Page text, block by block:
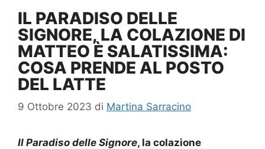
IL PARADISO DELLE
SIGNORE, LA COLAZIONE DI
MATTEO È SALATISSIMA:
COSA PRENDE AL POSTO
DEL LATTE
9 Ottobre 2023 di Martina Sarracino
Il Paradiso delle Signore, la colazione